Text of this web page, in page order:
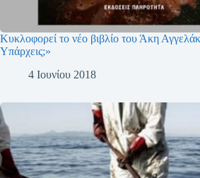
Κυκλοφορεί το νέο βιβλίο του Άκη
Υπάρχεις;»
4 Ιουνίου 2018